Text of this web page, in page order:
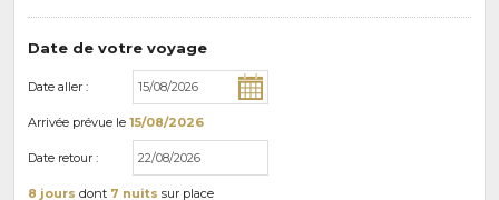
Date de votre voyage
Date aller :
Arrivée prévue le 15/08/2026
Date retour :
8 jours dont 7 nuits sur place